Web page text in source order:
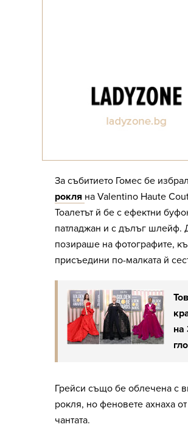
За събитието Гомес бе
рокля на Valentino Haute
Тоалетът й бе с ефектни
патладжан и с дълъг шлейф.
позираше на фотографите,
присъедини по-малката й
на
Грейси също бе облечена с
рокля, но феновете ахнаха
чантата.